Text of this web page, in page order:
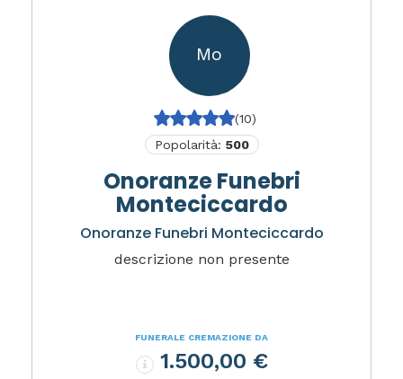
Mo
(10)
Popolarità: 500
Onoranze Funebri
Monteciccardo
Onoranze Funebri Monteciccardo
descrizione non presente
FUNERALE CREMAZIONE DA
1.500,00 €